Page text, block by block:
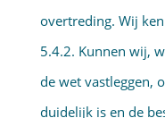
overtreding. Wij
5.4.2. Kunnen wij,
de wet vastleggen,
duidelijk is en de